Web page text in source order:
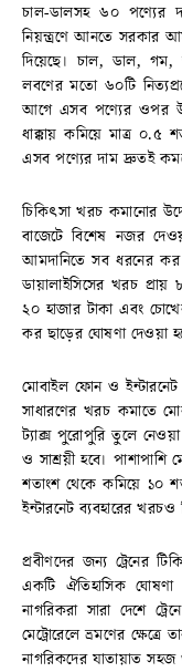
চাল-ডালসহ ৬০ পণ্যের
নিয়ন্ত্রণে আনতে সরকার
দিয়েছে। চাল, ডাল,
লবণের মতো ৬০টি
আগে এসব পণ্যের ওপর
ধাক্কায় কমিয়ে মাত্র ০.৫
এসব পণ্যের দাম দ্রুতই
চিকিৎসা খরচ কমানোর
বাজেটে বিশেষ নজর
আমদানিতে সব ধরনের কর
ডায়ালাইসিসের খরচ প্রায়
২০ হাজার টাকা এবং
কর ছাড়ের ঘোষণা দেওয়া
মোবাইল ফোন ও
সাধারণের খরচ কমাতে
ট্যাক্স পুরোপুরি তুলে
ও সাশ্রয়ী হবে।
শতাংশ থেকে কমিয়ে ১০
ইন্টারনেট ব্যবহারের
প্রবীণদের জন্য ট্রেনের
একটি ঐতিহাসিক
নাগরিকরা সারা দেশে
মেট্রোরেলে ভ্রমণের
নাগরিকদের যাতায়াত